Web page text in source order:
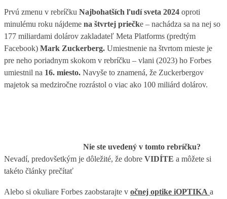
Prvú zmenu v rebríčku Najbohatších ľudí sveta 2024 oproti
minulému roku nájdeme na štvrtej priečke – nachádza sa na nej so
177 miliardami dolárov zakladateľ Meta Platforms (predtým
Facebook) Mark Zuckerberg. Umiestnenie na štvrtom mieste je
pre neho poriadnym skokom v rebríčku – vlani (2023) ho Forbes
umiestnil na 16. miesto. Navyše to znamená, že Zuckerbergov
majetok sa medziročne rozrástol o viac ako 100 miliárd dolárov.
Nie ste uvedený v tomto rebríčku?
Nevadí, predovšetkým je dôležité, že dobre VIDÍTE a môžete si
takéto články prečítať
Alebo si okuliare Forbes zaobstarajte v očnej optike iOPTIKA a